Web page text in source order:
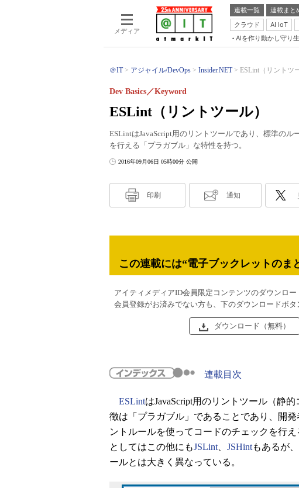
メディア
連載一覧 連載まと
クラウド
AI IoT
AIを作り動かし守り
＠IT アジャイル/DevOps Insider.NET ESLint（リントツ
ESLint（リントツール）
Dev Basics／Keyword
ESLintはJavaScript用のリントツールであり、標準の
を行える「プラガブル」な特性を持つ。
2016年09月06日 05時00分 公開
印刷 通知
この連載には“電子ブックレットのま
アイティメディアID会員限定コンテンツのダウンロー
会員登録がお済みでない方も、下のダウンロードボタ
ダウンロード（無料）
連載目次
ESLintはJavaScript用のリントツール（静
徴は「プラガブル」であることであり、開
ントルールを使ってコードのチェックを行
としてはこの他にもJSLint JSHintもあるが
ールとは大きく異なっている。